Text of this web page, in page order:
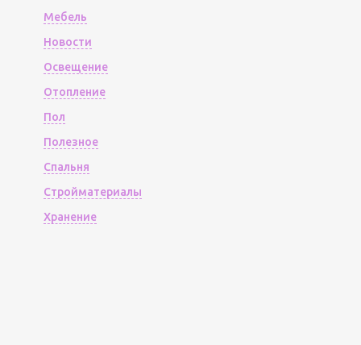
Мебель
Новости
Освещение
Отопление
Пол
Полезное
Спальня
Стройматериалы
Хранение